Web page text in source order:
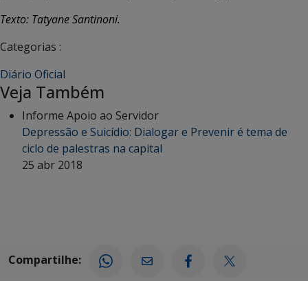
Texto: Tatyane Santinoni.
Categorias :
Diário Oficial
Veja Também
Informe Apoio ao Servidor
Depressão e Suicídio: Dialogar e Prevenir é tema de
ciclo de palestras na capital
25 abr 2018
Compartilhe: